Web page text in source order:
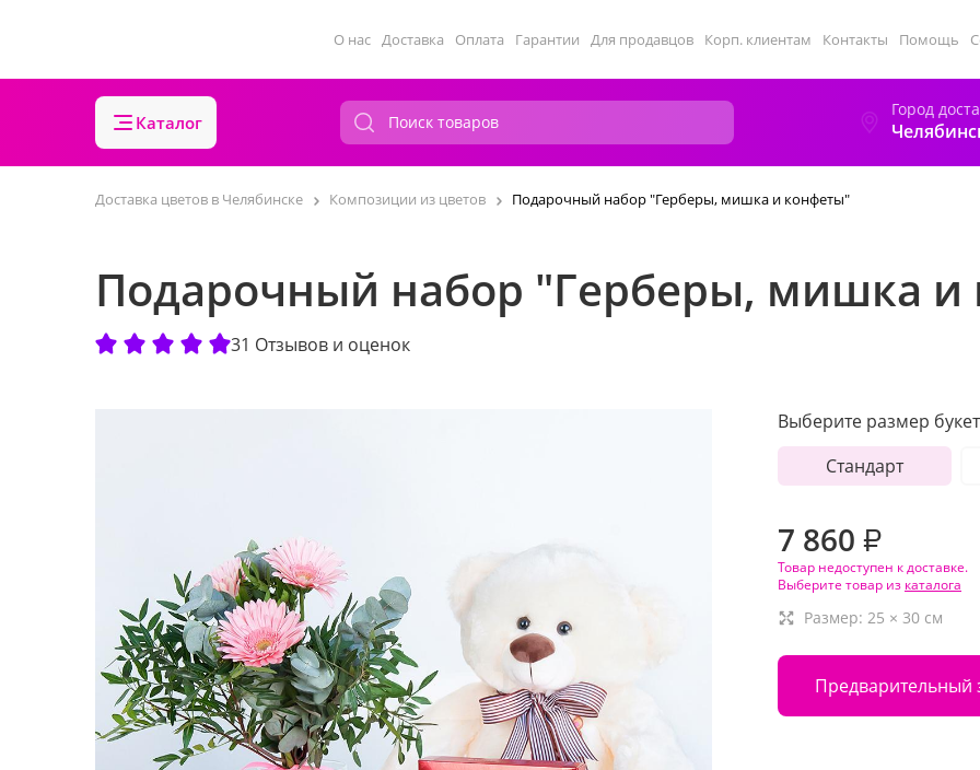
О нас Доставка Оплата Гарантии Для продавцов Корп. клиентам Контакты Помощь
Каталог
Город
Доставка цветов в Челябинске Композиции из цветов Подарочный набор "Герберы, мишка и конфеты"
Подарочный набор "Герберы, мишка и
31 Отзывов и оценок
Выберите размер
Стандарт
7 860 ₽
Товар недоступен к доставке.
Выберите товар из каталога
Размер: 25 × 30 см
Предварительный